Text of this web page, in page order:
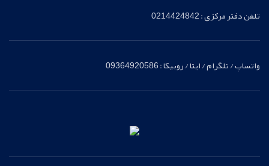
تلفن دفتر مرکزی : 0214424842
واتساپ / تلگرام / ایتا / روبیکا : 09364920586